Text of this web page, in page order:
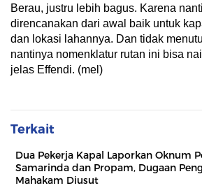
Berau, justru lebih bagus. Karena
direncanakan dari awal baik untuk
dan lokasi lahannya. Dan tidak
nantinya nomenklatur rutan ini bisa
jelas Effendi. (mel)
Terkait
Dua Pekerja Kapal Laporkan Oknum
Samarinda dan Propam, Dugaan
Mahakam Diusut